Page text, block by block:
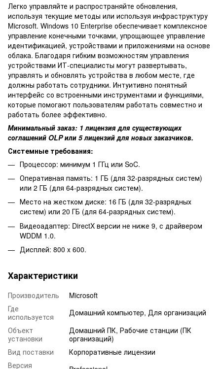
Легко управляйте и распространяйте обновления,
используя текущие методы или используя инфраструктуру
Microsoft. Windows 10 Enterprise обеспечивает комплексное
управление конечными точками, упрощающее управление
идентификацией, устройствами и приложениями на основе
облака. Благодаря гибким возможностям управления
устройствами ИТ-специалисты могут развертывать,
управлять и обновлять устройства в любом месте, где
должны работать сотрудники. Интуитивно понятный
интерфейс со встроенными инструментами и функциями,
которые помогают пользователям работать совместно и
работать более эффективно.
Минимальный заказ: 1 лицензия для существующих
соглашений OLP или 5 лицензий для новых заказчиков.
Системные требования:
Процессор: минимум 1 ГГц или SoC.
Оперативная память: 1 ГБ (для 32-разрядных систем)
или 2 ГБ (для 64-разрядных систем).
Место на жестком диске: 16 ГБ (для 32-разрядных
систем) или 20 ГБ (для 64-разрядных систем).
Видеоадаптер: DirectX версии не ниже 9, с драйвером
WDDM 1.0.
Дисплей: 800 x 600.
Характеристики
Производитель
Microsoft
Где
используется
Домашний компьютер, Для организаций
Объект
установки
Домашний ПК, Рабочие станции (ПК
организаций)
Вид поставки
Корпоративные лицензии
Версия